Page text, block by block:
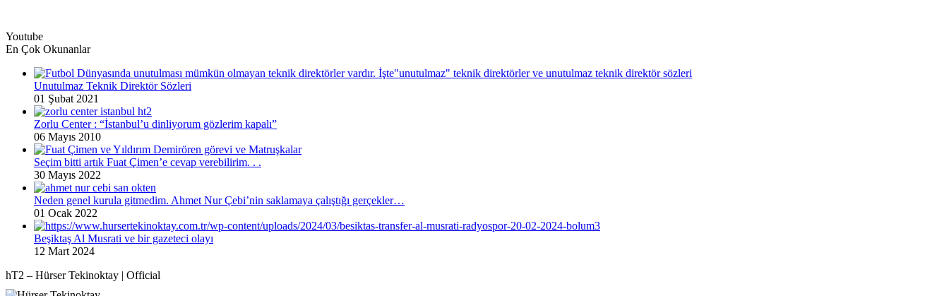
Youtube
En Çok Okunanlar
Unutulmaz Teknik Direktör Sözleri
01 Şubat 2021
Zorlu Center : “İstanbul’u dinliyorum gözlerim kapalı”
06 Mayıs 2010
Seçim bitti artık Fuat Çimen’e cevap verebilirim. . .
30 Mayıs 2022
Neden genel kurula gitmedim. Ahmet Nur Çebi’nin saklamaya çalıştığı gerçekler…
01 Ocak 2022
Beşiktaş Al Musrati ve bir gazeteci olayı
12 Mart 2024
hT2 – Hürser Tekinoktay | Official